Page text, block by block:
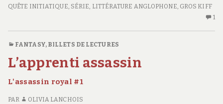
L’assassin
CLASS="ENTRY-
<SPAN
CLASS="ENTRY-
SUBTITLE">L'ASSASSIN
QUÊTE INITIATIQUE, SÉRIE, LITTÉRATURE ANGLOPHONE, GROS KIFF
1
FANTASY, BILLETS DE LECTURES
L’apprenti assassin
L'assassin royal #1
PAR OLIVIA LANCHOIS